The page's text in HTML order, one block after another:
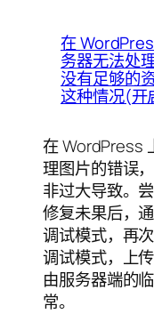
在
务器无法处
没有足够的
这种情况(开
在 WordPress
理图片的错误
非过大导致。
修复未果后，
调试模式，再
调试模式，上
由服务器端的
常。